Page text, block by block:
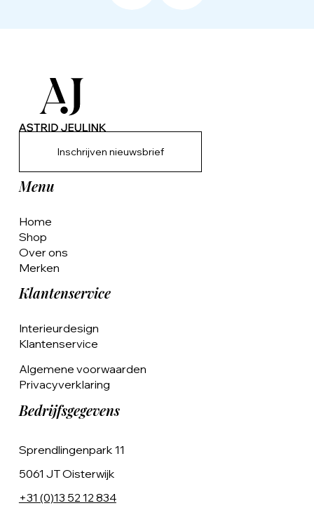
Inschrijven nieuwsbrief
Menu
Home
Shop
Over ons
Merken
Klantenservice
Interieurdesign
Klantenservice
Algemene voorwaarden
Privacyverklaring
Bedrijfsgegevens
Sprendlingenpark 11
5061 JT Oisterwijk
+31 (0)13 52 12 834